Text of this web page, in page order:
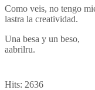
Como veis, no tengo
lastra la creatividad.
Una besa y un beso,
aabrilru.
Hits: 2636